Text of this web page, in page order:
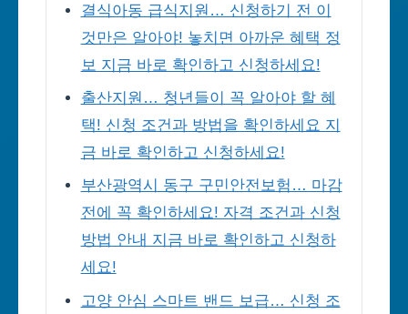
결식아동 급식지원… 신청하기 전 이
것만은 알아야! 놓치면 아까운 혜택 정
보 지금 바로 확인하고 신청하세요!
출산지원… 청년들이 꼭 알아야 할 혜
택! 신청 조건과 방법을 확인하세요 지
금 바로 확인하고 신청하세요!
부산광역시 동구 구민안전보험… 마감
전에 꼭 확인하세요! 자격 조건과 신청
방법 안내 지금 바로 확인하고 신청하
세요!
고양 안심 스마트 밴드 보급… 신청 조